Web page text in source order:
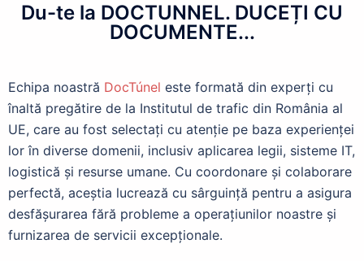
Du-te la DOCTUNNEL. DUCEȚI CU
DOCUMENTE...
Echipa noastră DocTúnel este formată din experți cu
înaltă pregătire de la Institutul de trafic din România al
UE, care au fost selectați cu atenție pe baza experienței
lor în diverse domenii, inclusiv aplicarea legii, sisteme IT,
logistică și resurse umane. Cu coordonare și colaborare
perfectă, aceștia lucrează cu sârguință pentru a asigura
desfășurarea fără probleme a operațiunilor noastre și
furnizarea de servicii excepționale.